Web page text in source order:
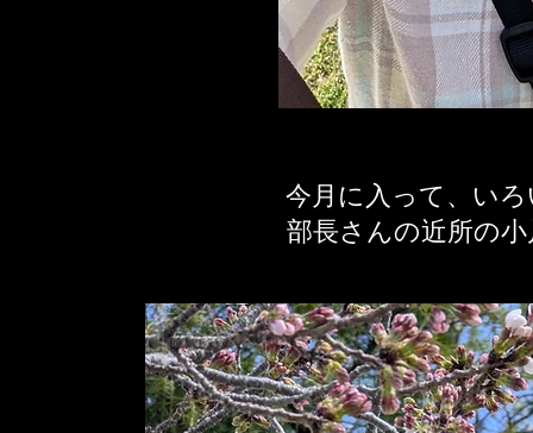
今月に入って、い
部長さんの近所の